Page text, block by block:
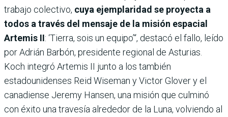
trabajo colectivo, cuya ejemplaridad se proyecta a
todos a través del mensaje de la misión espacial
Artemis II: ‘Tierra, sois un equipo’“, destacó el fallo, leído
por Adrián Barbón, presidente regional de Asturias.
Koch integró Artemis II junto a los también
estadounidenses Reid Wiseman y Victor Glover y el
canadiense Jeremy Hansen, una misión que culminó
con éxito una travesía alrededor de la Luna, volviendo al